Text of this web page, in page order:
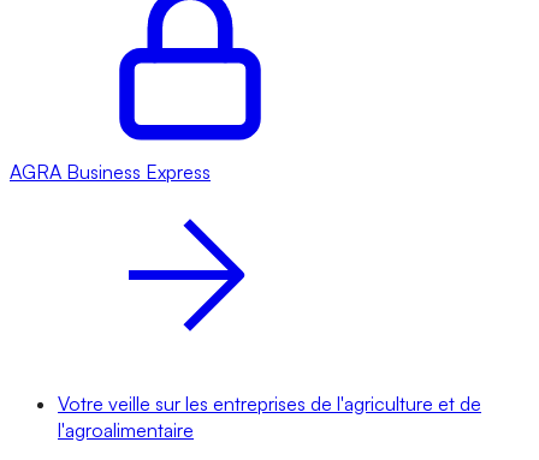
AGRA Business Express
Votre veille sur les entreprises de l'agriculture et de
l'agroalimentaire